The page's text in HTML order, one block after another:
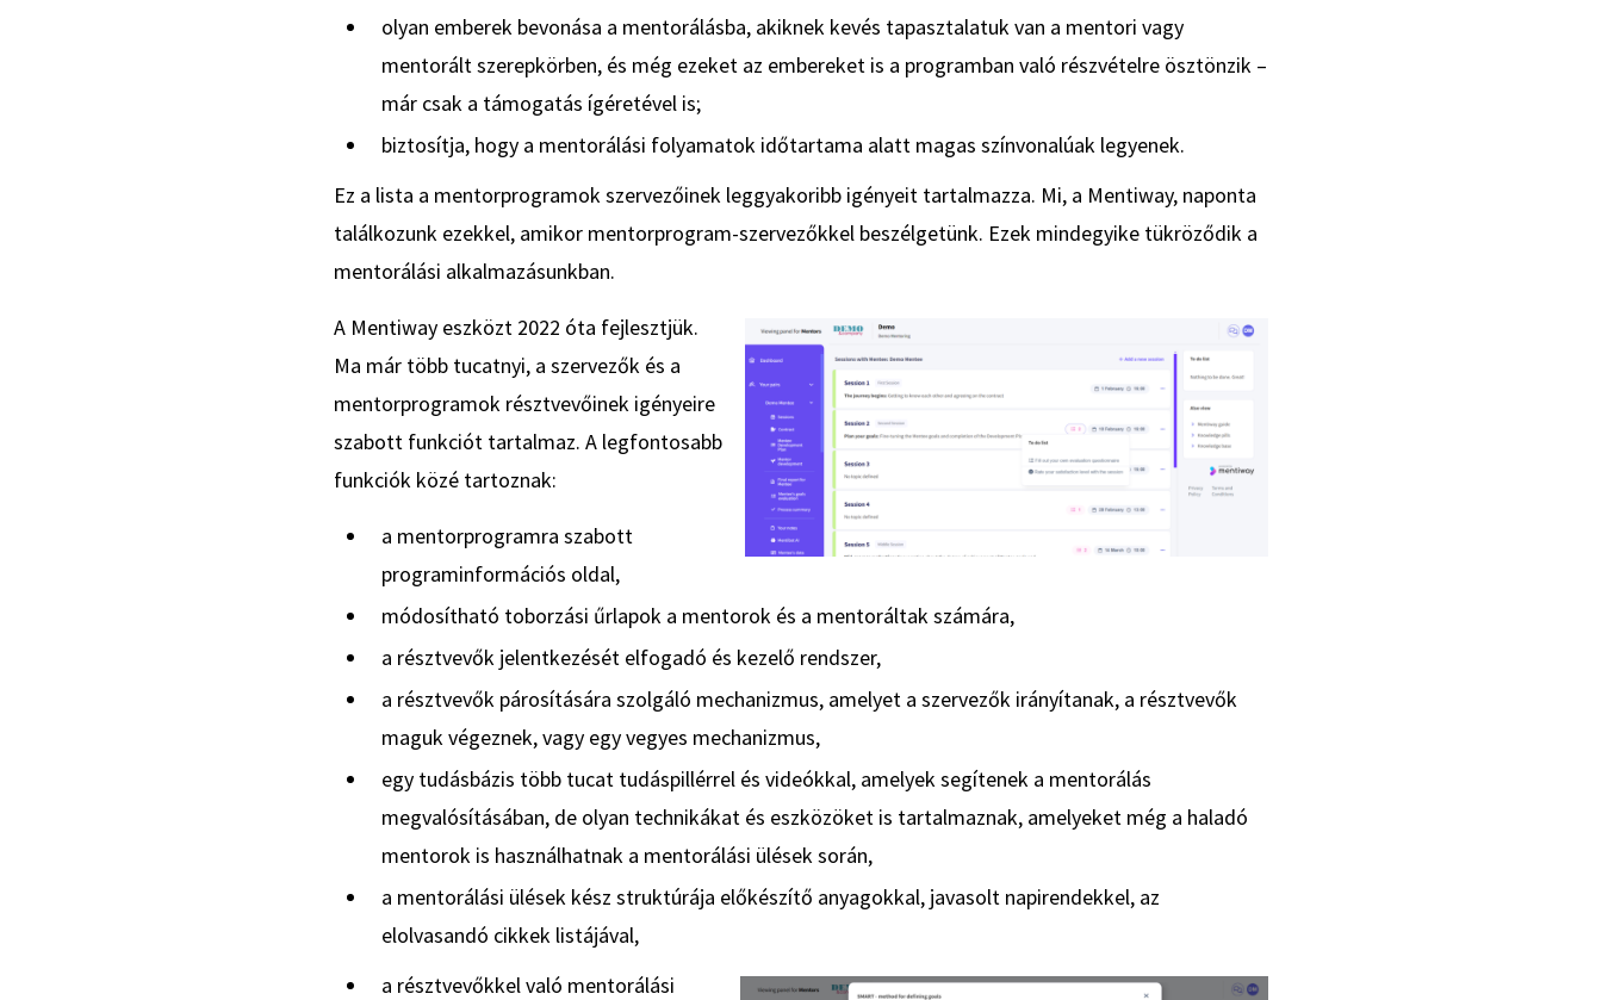
olyan emberek bevonása a mentorálásba, akiknek kevés tapasztalatuk van a mentori vagy
mentorált szerepkörben, és még ezeket az embereket is a programban való részvételre ösztönzik –
már csak a támogatás ígéretével is;
biztosítja, hogy a mentorálási folyamatok időtartama alatt magas színvonalúak legyenek.
Ez a lista a mentorprogramok szervezőinek leggyakoribb igényeit tartalmazza. Mi, a Mentiway, naponta
találkozunk ezekkel, amikor mentorprogram-szervezőkkel beszélgetünk. Ezek mindegyike tükröződik a
mentorálási alkalmazásunkban.
A Mentiway eszközt 2022 óta fejlesztjük.
Ma már több tucatnyi, a szervezők és a
mentorprogramok résztvevőinek igényeire
szabott funkciót tartalmaz. A legfontosabb
funkciók közé tartoznak:
a mentorprogramra szabott
programinformációs oldal,
módosítható toborzási űrlapok a mentorok és a mentoráltak számára,
a résztvevők jelentkezését elfogadó és kezelő rendszer,
a résztvevők párosítására szolgáló mechanizmus, amelyet a szervezők irányítanak, a résztvevők
maguk végeznek, vagy egy vegyes mechanizmus,
egy tudásbázis több tucat tudáspillérrel és videókkal, amelyek segítenek a mentorálás
megvalósításában, de olyan technikákat és eszközöket is tartalmaznak, amelyeket még a haladó
mentorok is használhatnak a mentorálási ülések során,
a mentorálási ülések kész struktúrája előkészítő anyagokkal, javasolt napirendekkel, az
elolvasandó cikkek listájával,
a résztvevőkkel való mentorálási